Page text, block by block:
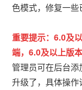
色模式，修复一些
重要提示：6.0及
端，6.0及以上版
管理员可在后台
升级了，具体操作